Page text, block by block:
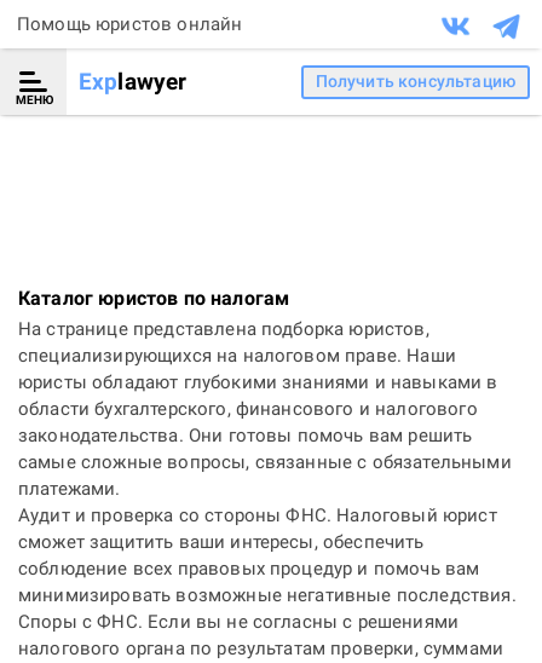
Помощь юристов онлайн
МЕНЮ
Explawyer Получить консультацию
Каталог юристов по налогам
На странице представлена подборка юристов,
специализирующихся на налоговом праве. Наши
юристы обладают глубокими знаниями и навыками в
области бухгалтерского, финансового и налогового
законодательства. Они готовы помочь вам решить
самые сложные вопросы, связанные с обязательными
платежами.
Аудит и проверка со стороны ФНС. Налоговый юрист
сможет защитить ваши интересы, обеспечить
соблюдение всех правовых процедур и помочь вам
минимизировать возможные негативные последствия.
Споры с ФНС. Если вы не согласны с решениями
налогового органа по результатам проверки, суммами